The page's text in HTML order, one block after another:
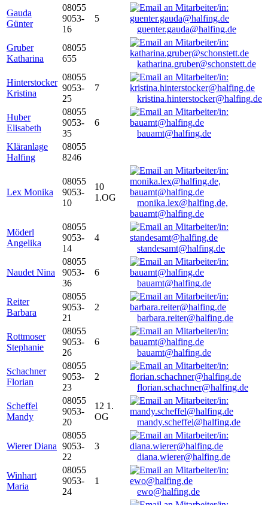
Gauda
Günter
08055
9053-
16
5
guenter.gauda@halfing.de
Gruber
Katharina
08055
655
katharina.gruber@schonstett.de
Hinterstocker
Kristina
08055
9053-
25
7
kristina.hinterstocker@halfing.de
Huber
Elisabeth
08055
9053-
35
6
bauamt@halfing.de
Kläranlage
Halfing
08055
8246
Lex Monika
08055
9053-
10
10
1.OG
monika.lex@halfing.de,
bauamt@halfing.de
Möderl
Angelika
08055
9053-
14
4
standesamt@halfing.de
Naudet Nina
08055
9053-
36
6
bauamt@halfing.de
Reiter
Barbara
08055
9053-
21
2
barbara.reiter@halfing.de
Rottmoser
Stephanie
08055
9053-
26
6
bauamt@halfing.de
Schachner
Florian
08055
9053-
23
2
florian.schachner@halfing.de
Scheffel
Mandy
08055
9053-
20
12 1.
OG
mandy.scheffel@halfing.de
Wierer Diana
08055
9053-
22
3
diana.wierer@halfing.de
Winhart
Maria
08055
9053-
24
1
ewo@halfing.de